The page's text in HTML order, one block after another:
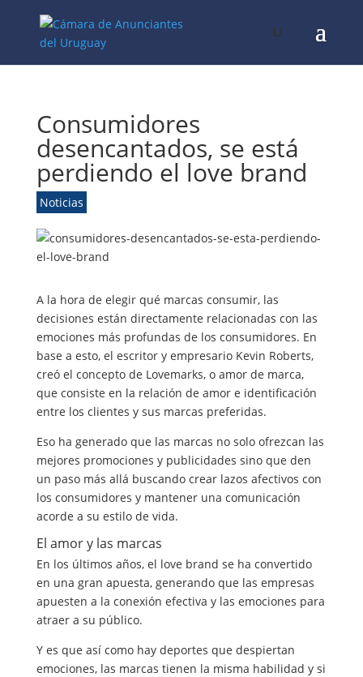
Consumidores
desencantados, se está
perdiendo el love brand
Noticias
A la hora de elegir qué marcas consumir, las
decisiones están directamente relacionadas con las
emociones más profundas de los consumidores. En
base a esto, el escritor y empresario Kevin Roberts,
creó el concepto de Lovemarks, o amor de marca,
que consiste en la relación de amor e identificación
entre los clientes y sus marcas preferidas.
Eso ha generado que las marcas no solo ofrezcan las
mejores promociones y publicidades sino que den
un paso más allá buscando crear lazos afectivos con
los consumidores y mantener una comunicación
acorde a su estilo de vida.
El amor y las marcas
En los últimos años, el love brand se ha convertido
en una gran apuesta, generando que las empresas
apuesten a la conexión efectiva y las emociones para
atraer a su público.
Y es que así como hay deportes que despiertan
emociones, las marcas tienen la misma habilidad y si